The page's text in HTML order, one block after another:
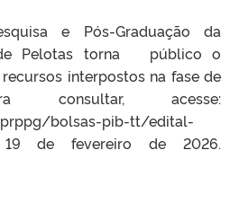
e Pós-Graduação da
de Pelotas torna público o
interpostos na fase de
consultar, acesse:
bolsas-pib-tt/edital-
de fevereiro de 2026.